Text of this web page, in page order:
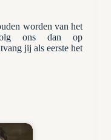
worden van het
ons dan op
jij als eerste het